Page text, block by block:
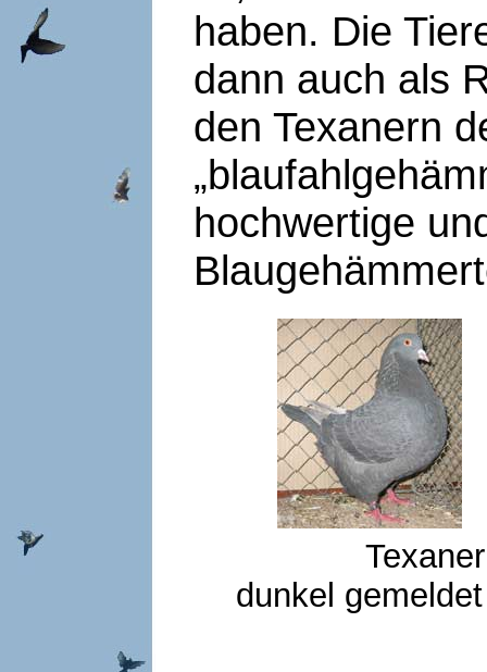
haben. Die
dann auch als
den Texanern
hochwertige
Texaner
dunkel